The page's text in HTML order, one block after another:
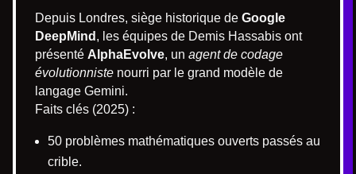
Depuis Londres, siège historique de Google
DeepMind , les équipes de Demis Hassabis ont
présenté AlphaEvolve, un agent de codage
évolutionniste nourri par le grand modèle de
langage Gemini.
Faits clés (2025) :
50 problèmes mathématiques ouverts passés au
crible.